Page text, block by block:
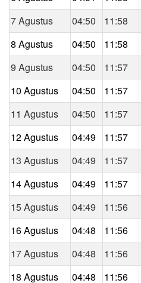
7 Agustus
04:50 11:58
8 Agustus
04:50 11:58
9 Agustus
04:50 11:57
10 Agustus
04:50 11:57
11 Agustus
04:50 11:57
12 Agustus
04:49 11:57
13 Agustus
04:49 11:57
14 Agustus
04:49 11:57
15 Agustus
04:49 11:56
16 Agustus
04:48 11:56
17 Agustus
04:48 11:56
18 Agustus
04:48 11:56